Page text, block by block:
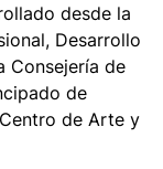
desde la
Desarrollo
Consejería de
de
de Arte y